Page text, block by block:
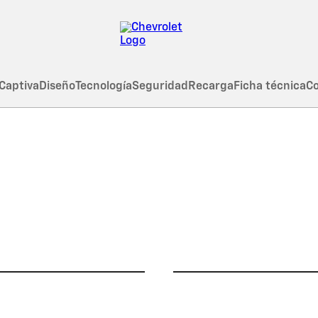
DiseñoTecnologíaSeguridad Recarga Ficha técnica